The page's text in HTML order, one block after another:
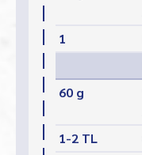
1
60 g
1-2 TL